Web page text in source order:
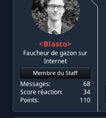
<Blasto>
Faucheur de gazon sur
Internet
Membre du Staff
Messages
68
Score réaction
34
Points
110